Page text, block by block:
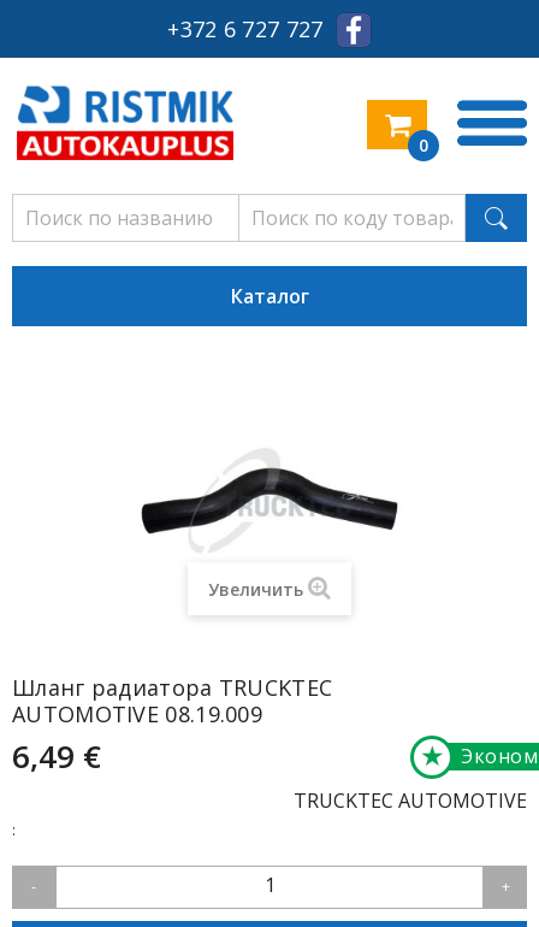
+372 6 727 727
0
Каталог
Увеличить
Шланг радиатора TRUCKTEC
AUTOMOTIVE 08.19.009
6,49 € Эконом
★
TRUCKTEC AUTOMOTIVE
:
- 1 +